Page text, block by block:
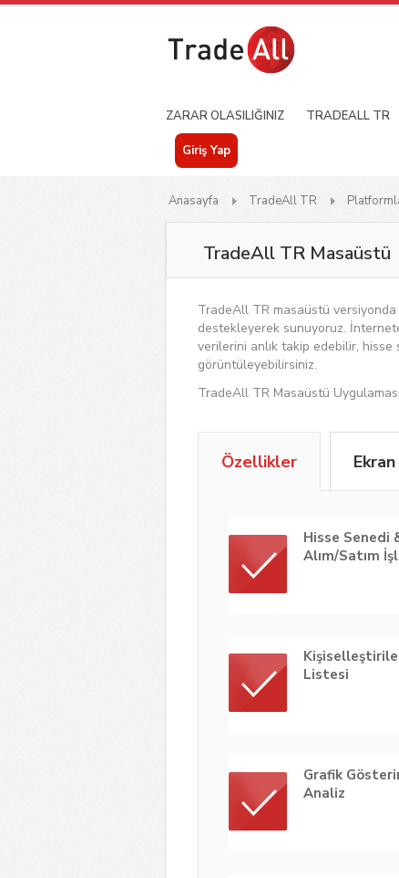
ZARAR OLASILIĞINIZ TRADEALL TR
Giriş Yap
Anasayfa TradeAll TR
TradeAll TR Masaüstü
TradeAll TR masaüstü versiyonda
destekleyerek sunuyoruz.
verilerini anlık takip edebilir,
görüntüleyebilirsiniz.
TradeAll TR Masaüstü
Özellikler
Hisse Senedi
Alım/Satım
Listesi
Grafik
Analiz